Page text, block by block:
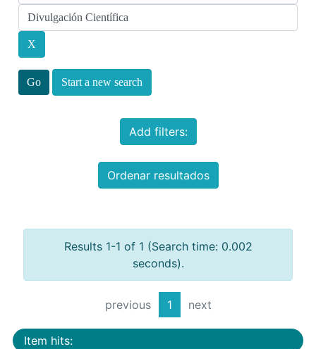
Start a new search
Add filters:
Ordenar resultados
Results 1-1 of 1 (Search time: 0.002
seconds).
previous 1 next
Item hits: